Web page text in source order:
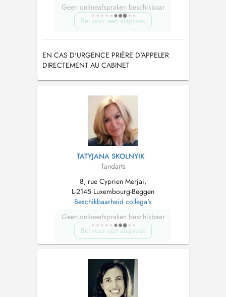
Geen onlineafspraken beschikbaar
Bel voor een afspraak
EN CAS D'URGENCE PRIÈRE D'APPELER
DIRECTEMENT AU CABINET
TATYJANA SKOLNYIK
Tandarts
8, rue Cyprien Merjai,
L-2145 Luxembourg-Beggen
Beschikbaarheid collega's
Geen onlineafspraken beschikbaar
Bel voor een afspraak